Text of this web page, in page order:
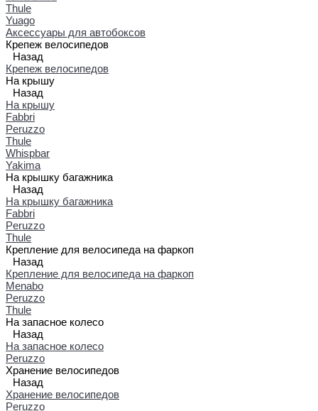
Thule
Yuago
Аксессуары для автобоксов
Крепеж велосипедов
Назад
Крепеж велосипедов
На крышу
Назад
На крышу
Fabbri
Peruzzo
Thule
Whispbar
Yakima
На крышку багажника
Назад
На крышку багажника
Fabbri
Peruzzo
Thule
Крепление для велосипеда на фаркоп
Назад
Крепление для велосипеда на фаркоп
Menabo
Peruzzo
Thule
На запасное колесо
Назад
На запасное колесо
Peruzzo
Хранение велосипедов
Назад
Хранение велосипедов
Peruzzo